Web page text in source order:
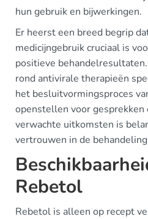
hun gebruik en bijwerkingen.
Er heerst een breed begrip
medicijngebruik cruciaal is
positieve
rond antivirale therapieën
het besluitvormingsproces
openstellen voor gesprekken
verwachte uitkomsten is
vertrouwen in de
Rebetol
Rebetol is alleen op recept